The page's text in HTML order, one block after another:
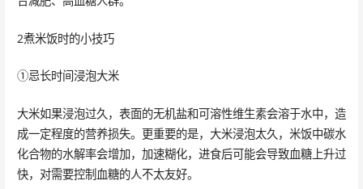
2煮米饭时的小技巧
①忌长时间浸泡大米
大米如果浸泡过久，表面的无机盐和可溶性维生素会溶于水中，造
成一定程度的营养损失。更重要的是，大米浸泡太久，米饭中碳水
化合物的水解率会增加，加速糊化，进食后可能会导致血糖上升过
快，对需要控制血糖的人不太友好。